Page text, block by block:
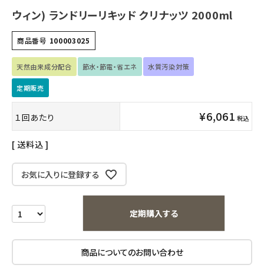
日用品雑貨
フェムケア
インナー・下着・ナイトウェア
フード・ドリンク
ブランド
ウィン) ランドリーリキッド クリナッツ 2000ml
商品番号 100003025
天然由来成分配合 節水・節電・省エネ 水質汚染対策
定期販売
１回あたり ¥6,061 税込
送料込
お気に入りに登録する
定期購入する
商品についてのお問い合わせ